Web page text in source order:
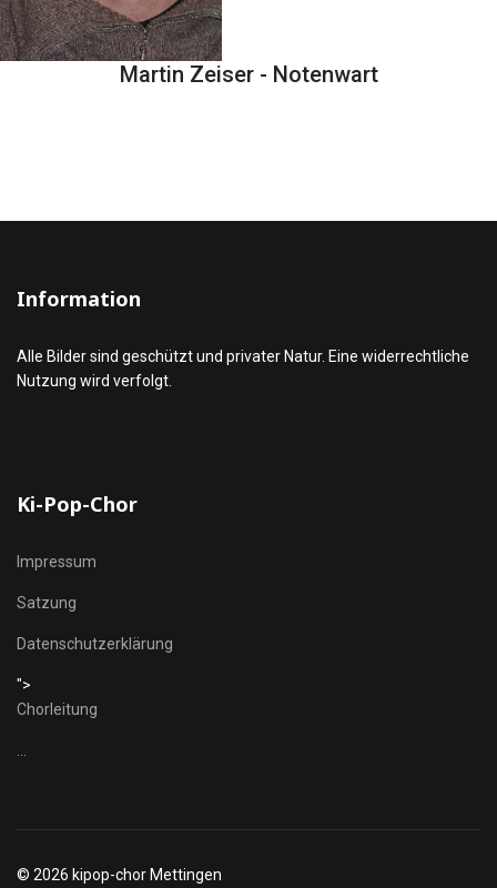
Martin Zeiser - Notenwart
Information
Alle Bilder sind geschützt und privater Natur. Eine widerrechtliche
Nutzung wird verfolgt.
Ki-Pop-Chor
Impressum
Satzung
Datenschutzerklärung
">
Chorleitung
© 2026 kipop-chor Mettingen